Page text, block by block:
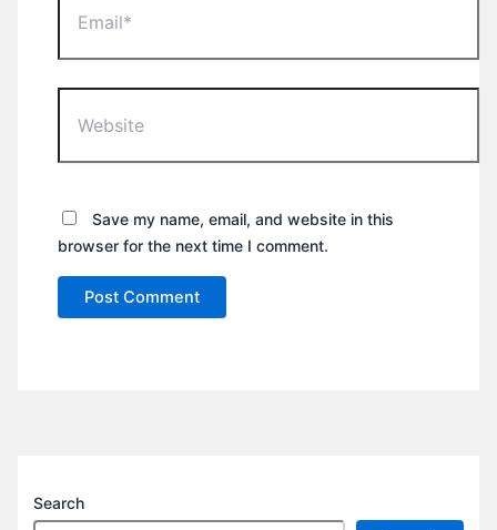
Save my name, email, and website in this
browser for the next time I comment.
Search